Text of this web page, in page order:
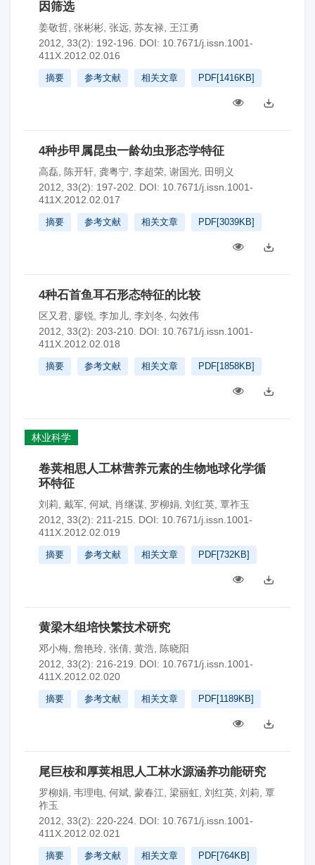
因筛选
姜敬哲 张彬彬 张远 苏友禄 王江勇
2012, 33(2): 192-196.
DOI: 10.7671/j.issn.1001-
411X.2012.02.016
摘要 参考文献 相关文章 PDF[1416KB]
4种步甲属昆虫一龄幼虫形态学特征
高磊 陈开轩 龚粤宁 李超荣 谢国光
田明义
2012, 33(2): 197-202.
DOI: 10.7671/j.issn.1001-
411X.2012.02.017
摘要 参考文献 相关文章 PDF[3039KB]
4种石首鱼耳石形态特征的比较
区又君 廖锐 李加儿 李刘冬 勾效伟
2012, 33(2): 203-210. DOI: 10.7671/j.issn.1001-
411X.2012.02.018
摘要 参考文献 相关文章 PDF[1858KB]
林业科学
卷荚相思人工林营养元素的生物地球化学循
环特征
刘莉 戴军 何斌 肖继谋 罗柳娟 刘红英 覃祚玉
2012, 33(2): 211-215.
DOI: 10.7671/j.issn.1001-
411X.2012.02.019
摘要 参考文献 相关文章 PDF[732KB]
黄梁木组培快繁技术研究
邓小梅 詹艳玲 张倩 黄浩
陈晓阳
2012, 33(2): 216-219.
DOI: 10.7671/j.issn.1001-
411X.2012.02.020
摘要 参考文献 相关文章 PDF[1189KB]
尾巨桉和厚荚相思人工林水源涵养功能研究
罗柳娟 韦理电 何斌 蒙春江 梁丽虹 刘红英 刘莉 覃
祚玉
2012, 33(2): 220-224. DOI: 10.7671/j.issn.1001-
411X.2012.02.021
摘要 参考文献 相关文章 PDF[764KB]